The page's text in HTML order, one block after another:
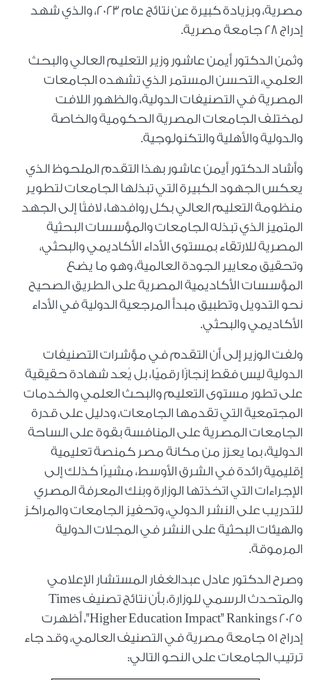
مصرية، وبزيادة كبيرة عن نتائج عام 2023، والذي شهد
إدراج 28 جامعة مصرية.
وثمن الدكتور أيمن عاشور وزير التعليم العالي والبحث
العلمي، التحسن المستمر الذي تشهده الجامعات
المصرية في التصنيفات الدولية، والظهور اللافت
لمختلف الجامعات المصرية الحكومية والخاصة
والدولية والأهلية والتكنولوجية.
وأشاد الدكتور أيمن عاشور بهذا التقدم الملحوظ الذي
يعكس الجهود الكبيرة التي تبذلها الجامعات لتطوير
منظومة التعليم العالي بكل روافدها، لافتًا إلى الجهد
المتميز الذي تبذله الجامعات والمؤسسات البحثية
المصرية للارتقاء بمستوى الأداء الأكاديمي والبحثي،
وتحقيق معايير الجودة العالمية، وهو ما يضع
المؤسسات الأكاديمية المصرية على الطريق الصحيح
نحو التدويل وتطبيق مبدأ المرجعية الدولية في الأداء
الأكاديمي والبحثي.
ولفت الوزير إلى أن التقدم في مؤشرات التصنيفات
الدولية ليس فقط إنجازًا رقميًا، بل يُعد شهادة حقيقية
على تطور مستوى التعليم والبحث العلمي والخدمات
المجتمعية التي تقدمها الجامعات، ودليل على قدرة
الجامعات المصرية على المنافسة بقوة على الساحة
الدولية، بما يعزز من مكانة مصر كمنصة تعليمية
إقليمية رائدة في الشرق الأوسط، مشيرًا كذلك إلى
الإجراءات التي اتخذتها الوزارة وبنك المعرفة المصري
للتدريب على النشر الدولي، وتحفيز الجامعات والمراكز
والهيئات البحثية على النشر في المجلات الدولية
المرموقة.
وصرح الدكتور عادل عبدالغفار المستشار الإعلامي
والمتحدث الرسمي للوزارة، بأن نتائج تصنيف Times
Higher Education Impact" Rankings 2025"، أظهرت
إدراج 51 جامعة مصرية في التصنيف العالمي، وقد جاء
ترتيب الجامعات على النحو التالي: